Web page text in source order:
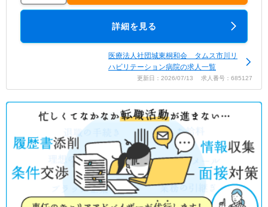
詳細を見る
医療法人社団城東桐和会 タムス市川リ
ハビリテーション病院の求人一覧
更新日：2026/07/13 求人番号：685127